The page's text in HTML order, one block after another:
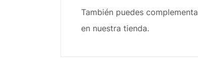
También puedes
en nuestra tienda.